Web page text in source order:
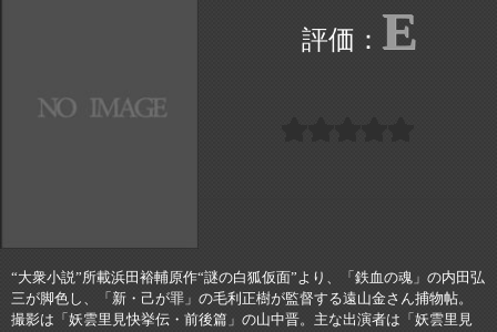
E
“大衆小説”所載浜田裕輔原作“謎の白狐仮面”より、「鉄血の魂」の内田弘
三が脚色し、「新・己が罪」の毛利正樹が監督する遠山金さん捕物帖。
撮影は「妖雲里見快挙伝・前後篇」の山中晋。主な出演者は「妖雲里見